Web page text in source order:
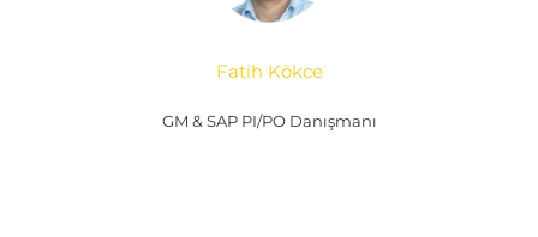
Fatih Kökce
GM & SAP PI/PO Danışmanı